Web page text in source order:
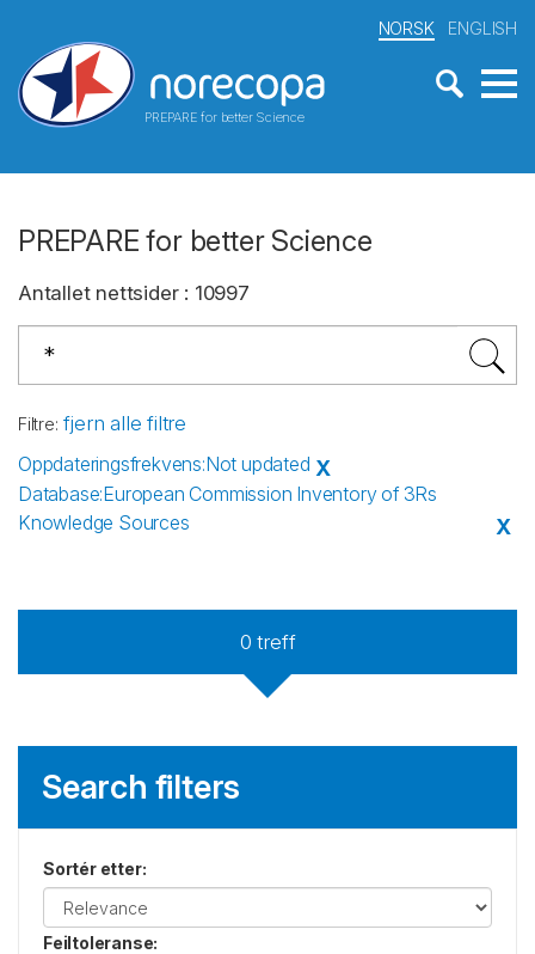
PREPARE for better Science
NORSK ENGLISH
PREPARE for better Science
Antallet nettsider: 10997
Filtre: fjern alle filtre
Oppdateringsfrekvens:Not updated X
Database:European Commission Inventory of 3Rs
Knowledge Sources
X
0 treff
Search filters
Sortér etter:
Feiltoleranse: